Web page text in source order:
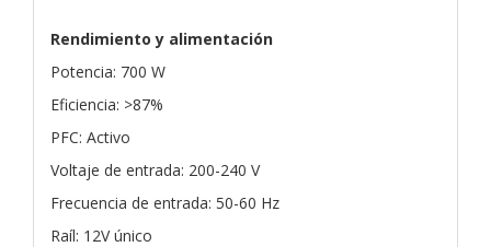
Rendimiento y alimentación
Potencia: 700 W
Eficiencia: >87%
PFC: Activo
Voltaje de entrada: 200-240 V
Frecuencia de entrada: 50-60 Hz
Raíl: 12V único